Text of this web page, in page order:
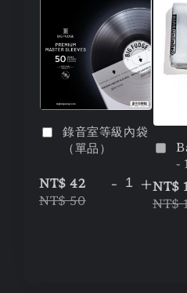
錄音室等級內袋
（單品）
NT$ 42
NT$ 50
- +
-
NT$
NT$